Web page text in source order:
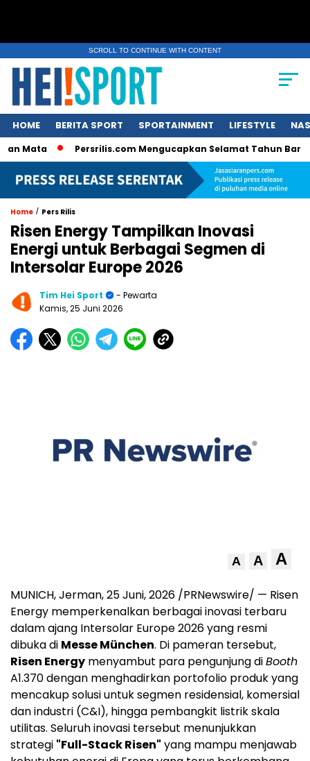
SCROLL TO CONTINUE WITH CONTENT
HOME BERITA SPORT SPORTAINMENT LIFESTYLE
Persrilis.com Mengucapkan Selamat Tahun Baru 2025, Raih
Home / Pers Rilis
Risen Energy Tampilkan Inovasi
Energi untuk Berbagai Segmen di
Intersolar Europe 2026
Tim Hei Sport
- Pewarta
Kamis, 25 Juni 2026
A A A
MUNICH, Jerman,25 Juni, 2026 /PRNewswire/ — Risen
Energy memperkenalkan berbagai inovasi terbaru
dalam ajang Intersolar Europe 2026 yang resmi
dibuka di Messe München. Di pameran tersebut,
Risen Energy menyambut para pengunjung diBooth
A1.370 dengan menghadirkan portofolio produk yang
mencakup solusi untuk segmen residensial, komersial
dan industri (C&I), hingga pembangkit listrik skala
utilitas. Seluruh inovasi tersebut menunjukkan
strategi "Full-Stack Risen" yang mampu menjawab